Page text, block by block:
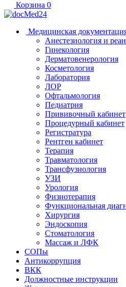
Корзина 0
Медицинская
Анестезиология и
Гинекология
Дерматовенерология
Косметология
Лаборатория
ЛОР
Офтальмология
Педиатрия
Прививочный кабинет
Процедурный кабинет
Регистратура
Рентген кабинет
Терапия
Травматология
Трансфузиология
УЗИ
Урология
Физиотерапия
Функциональная
Хирургия
Эндоскопия
Стоматология
Массаж и ЛФК
СОПы
Антикоррупция
ВКК
Должностные инструкции